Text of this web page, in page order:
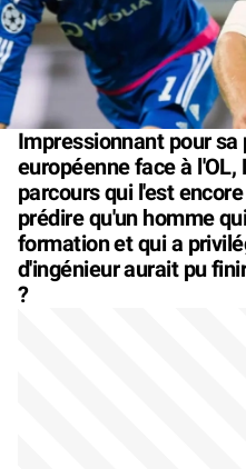
Impressionnant pour
européenne face à
parcours qui l'est
prédire qu'un homme
formation et qui a
d'ingénieur aurait pu
?